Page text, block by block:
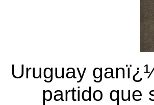
Uruguay
partido que